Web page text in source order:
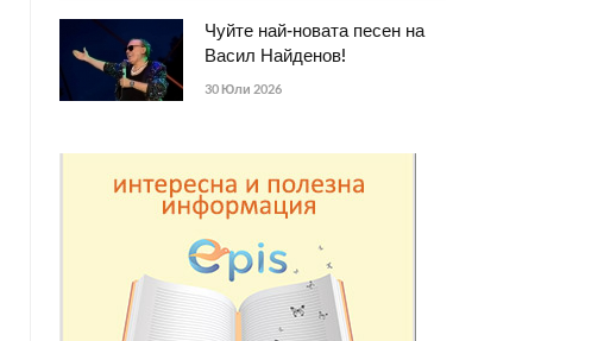
Чуйте най-новата песен на
Васил Найденов!
30 Юли 2026